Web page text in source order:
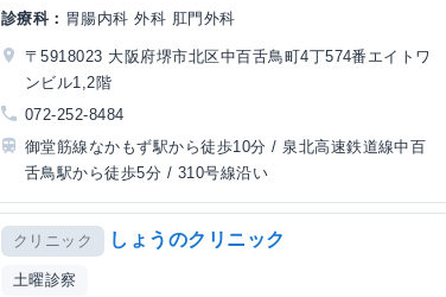
診療科： 胃腸内科 外科 肛門外科
〒5918023 大阪府堺市北区中百舌鳥町4丁574番エイトワ
ンビル1,2階
072-252-8484
御堂筋線なかもず駅から徒歩10分 / 泉北高速鉄道線中百
舌鳥駅から徒歩5分 / 310号線沿い
クリニック しょうのクリニック
土曜診察